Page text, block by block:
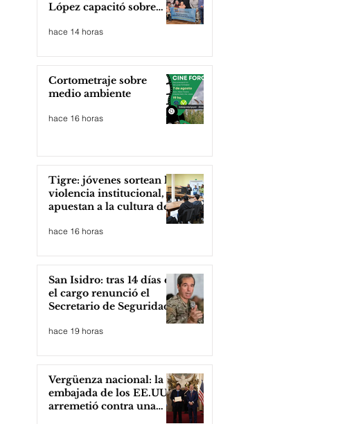
López capacitó sobre
hace 14 horas
Cortometraje sobre
medio ambiente
hace 16 horas
Tigre: jóvenes sortean la
violencia institucional,
apuestan a la cultura del
hace 16 horas
San Isidro: tras 14 días en
el cargo renunció el
Secretario de Seguridad
hace 19 horas
Vergüenza nacional: la
embajada de los EE.UU
arremetió contra una